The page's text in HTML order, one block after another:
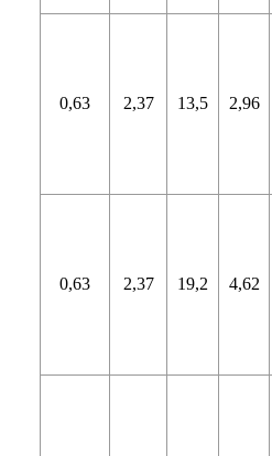
0,63 2,37 13,5 2,96
0,63 2,37 19,2 4,62